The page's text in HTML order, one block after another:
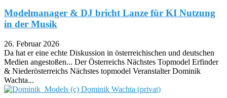
Modelmanager & DJ bricht Lanze für KI Nutzung
in der Musik
26. Februar 2026
Da hat er eine echte Diskussion in österreichischen und deutschen
Medien angestoßen... Der Österreichs Nächstes Topmodel Erfinder
& Niederösterreichs Nächstes topmodel Veranstalter Dominik
Wachta...